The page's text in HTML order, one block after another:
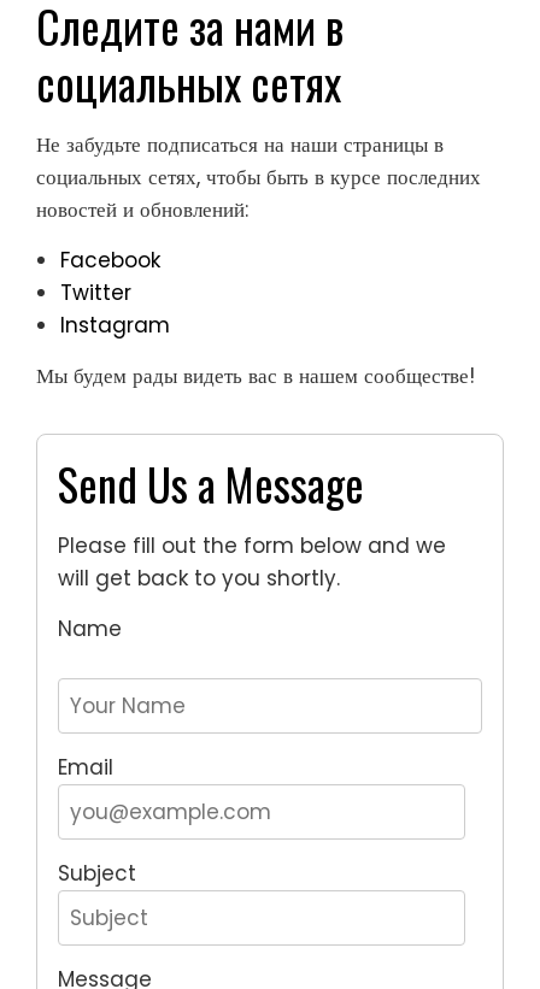
Следите за нами в
социальных сетях
Не забудьте подписаться на наши страницы в
социальных сетях, чтобы быть в курсе последних
новостей и обновлений:
Facebook
Twitter
Instagram
Мы будем рады видеть вас в нашем сообществе!
Send Us a Message
Please fill out the form below and we
will get back to you shortly.
Name
Email
Subject
Message